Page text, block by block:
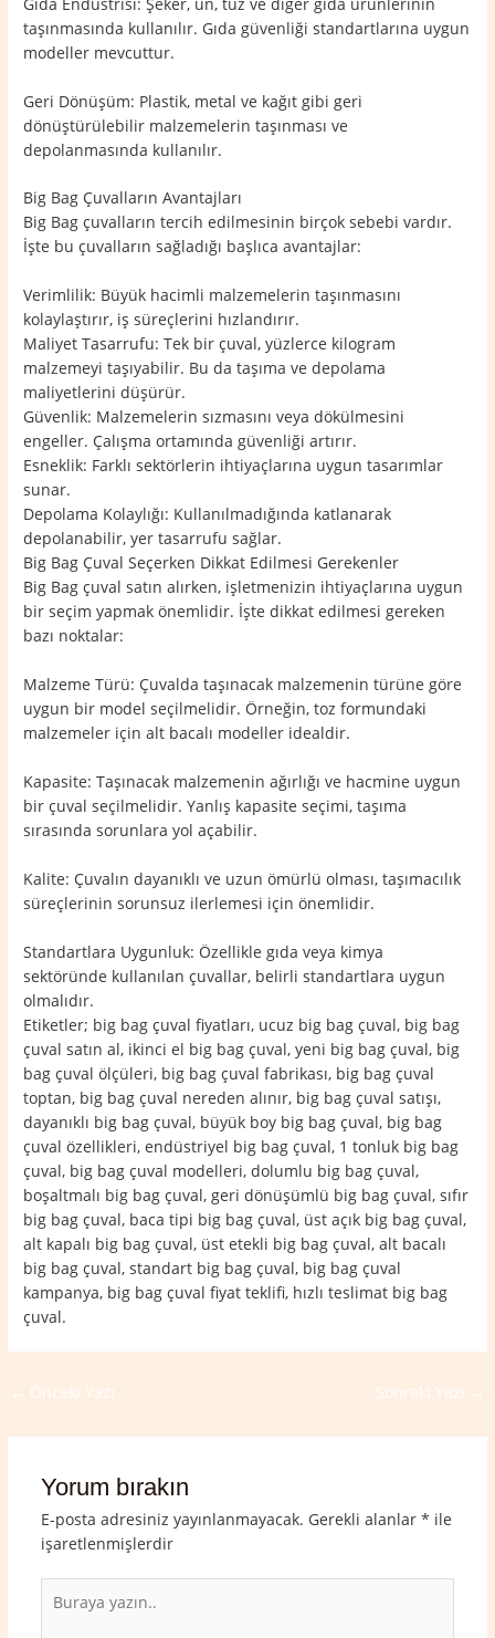
taşınmasında kullanılır. Gıda güvenliği standartlarına uygun
modeller mevcuttur.
Geri Dönüşüm: Plastik, metal ve kağıt gibi geri
dönüştürülebilir malzemelerin taşınması ve
depolanmasında kullanılır.
Big Bag Çuvalların Avantajları
Big Bag çuvalların tercih edilmesinin birçok sebebi vardır.
İşte bu çuvalların sağladığı başlıca avantajlar:
Verimlilik: Büyük hacimli malzemelerin taşınmasını
kolaylaştırır, iş süreçlerini hızlandırır.
Maliyet Tasarrufu: Tek bir çuval, yüzlerce kilogram
malzemeyi taşıyabilir. Bu da taşıma ve depolama
maliyetlerini düşürür.
Güvenlik: Malzemelerin sızmasını veya dökülmesini
engeller. Çalışma ortamında güvenliği artırır.
Esneklik: Farklı sektörlerin ihtiyaçlarına uygun tasarımlar
sunar.
Depolama Kolaylığı: Kullanılmadığında katlanarak
depolanabilir, yer tasarrufu sağlar.
Big Bag Çuval Seçerken Dikkat Edilmesi Gerekenler
Big Bag çuval satın alırken, işletmenizin ihtiyaçlarına uygun
bir seçim yapmak önemlidir. İşte dikkat edilmesi gereken
bazı noktalar:
Malzeme Türü: Çuvalda taşınacak malzemenin türüne göre
uygun bir model seçilmelidir. Örneğin, toz formundaki
malzemeler için alt bacalı modeller idealdir.
Kapasite: Taşınacak malzemenin ağırlığı ve hacmine uygun
bir çuval seçilmelidir. Yanlış kapasite seçimi, taşıma
sırasında sorunlara yol açabilir.
Kalite: Çuvalın dayanıklı ve uzun ömürlü olması, taşımacılık
süreçlerinin sorunsuz ilerlemesi için önemlidir.
Standartlara Uygunluk: Özellikle gıda veya kimya
sektöründe kullanılan çuvallar, belirli standartlara uygun
olmalıdır.
Etiketler; big bag çuval fiyatları, ucuz big bag çuval, big bag
çuval satın al, ikinci el big bag çuval, yeni big bag çuval, big
bag çuval ölçüleri, big bag çuval fabrikası, big bag çuval
toptan, big bag çuval nereden alınır, big bag çuval satışı,
dayanıklı big bag çuval, büyük boy big bag çuval, big bag
çuval özellikleri, endüstriyel big bag çuval, 1 tonluk big bag
çuval, big bag çuval modelleri, dolumlu big bag çuval,
boşaltmalı big bag çuval, geri dönüşümlü big bag çuval, sıfır
big bag çuval, baca tipi big bag çuval, üst açık big bag çuval,
alt kapalı big bag çuval, üst etekli big bag çuval, alt bacalı
big bag çuval, standart big bag çuval, big bag çuval
kampanya, big bag çuval fiyat teklifi, hızlı teslimat big bag
çuval.
← Önceki Yazı Sonraki Yazı →
Yorum bırakın
E-posta adresiniz yayınlanmayacak. Gerekli alanlar * ile
işaretlenmişlerdir
yazın..